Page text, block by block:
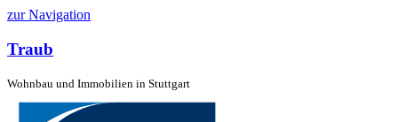
zur Navigation
Traub
Wohnbau und Immobilien in Stuttgart